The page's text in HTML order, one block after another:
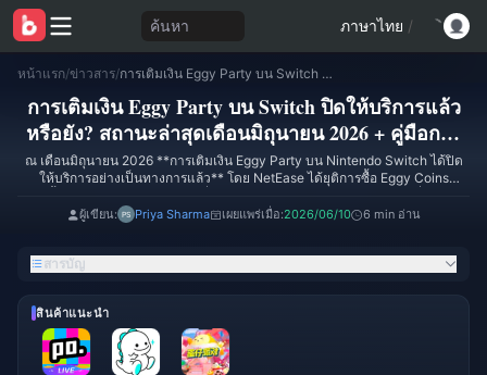
ค้นหา ภาษาไทย /
หน้าแรก/ข่าวสาร/ การเติมเงิน Eggy Party บน Switch ปิดให้บริการแล้วหรือยัง? สถานะล่าสุดเดือนมิถุนายน 2026 + คู่มือการเติม Eggy Coins บนมือถือ
การเติมเงิน Eggy Party บน Switch ปิดให้บริการแล้ว
หรือยัง? สถานะล่าสุดเดือนมิถุนายน 2026 + คู่มือการ
เติม Eggy Coins บนมือถือ
ณ เดือนมิถุนายน 2026 **การเติมเงิน Eggy Party บน Nintendo Switch ได้ปิด
ให้บริการอย่างเป็นทางการแล้ว** โดย NetEase ได้ยุติการซื้อ Eggy Coins
พฤษภาคม 2026** ตามประกาศในแพตช์โน้ตอย่างเป็นทางการเมื่อวันที่ 22
และ Shiny Coins จะไม่สามารถใช้งานบนคอนโซลได้อีกต่อไป ยอดคงเหลือที่คุณมี
ผู้เขียน: Priya Sharma เผยแพร่เมื่อ:2026/06/10 6 min อ่าน
สารบัญ
สินค้าแนะนำ